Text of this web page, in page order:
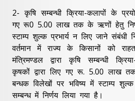
2- कृषि सम्बन्धी क्रिया-कलापों के
गए रू0 5.00 लाख तक के ऋणों हेतु
स्टाम्प शुल्क प्रभार्य न लिए जाने संबंधी
वर्तमान में राज्य के किसानों को
मंत्रिमण्डल द्वारा कृषि सम्बन्धी
कृषकों द्वारा लिए गए रू. 5.00 लाख
बन्धक विलेखों पर भविष्य में स्टाम्प
सम्बन्ध में निर्णय लिया गया है।